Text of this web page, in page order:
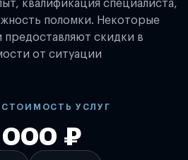
квалификация специалиста,
поломки. Некоторые
предоставляют скидки в
от ситуации
СТОИМОСТЬ УСЛУГ
₽